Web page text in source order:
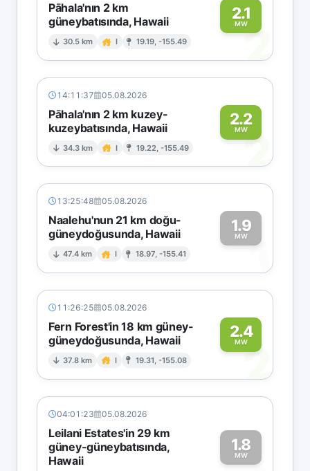
Pāhala'nın 2 km
güneybatısında, Hawaii
30.5 km I 19.19, -155.49
2.1
MW2
14:11:37 05.08.2026
Pāhala'nın 2 km kuzey-
kuzeybatısında, Hawaii
34.3 km I 19.22, -155.49
2.2
MW2
13:25:48 05.08.2026
Naalehu'nun 21 km doğu-
güneydoğusunda, Hawaii
47.4 km I 18.97, -155.41
1.9
MW1
11:26:25 05.08.2026
Fern Forest'in 18 km güney-
güneydoğusunda, Hawaii
37.8 km I 19.31, -155.08
2.4
MW2
04:01:23 05.08.2026
Leilani Estates'in 29 km
güney-güneybatısında,
Hawaii
1.8
MW